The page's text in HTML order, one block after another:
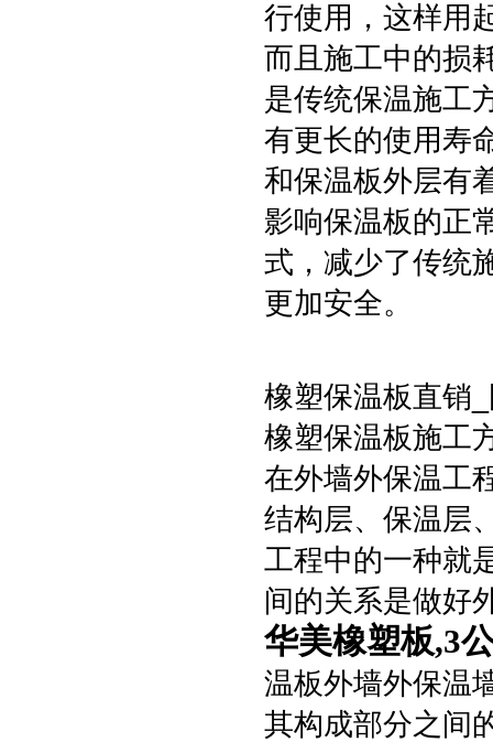
行使用，这样用
而且施工中的损
是传统保温施工
有更长的使用寿
和保温板外层有
影响保温板的正
式，减少了传统
更加安全。
橡塑保温板直销
橡塑保温板施工
在外墙外保温工
结构层、保温层
工程中的一种就
间的关系是做好
华美橡塑板,3
温板外墙外保温
其构成部分之间